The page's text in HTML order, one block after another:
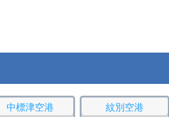
中標津空港 紋別空港